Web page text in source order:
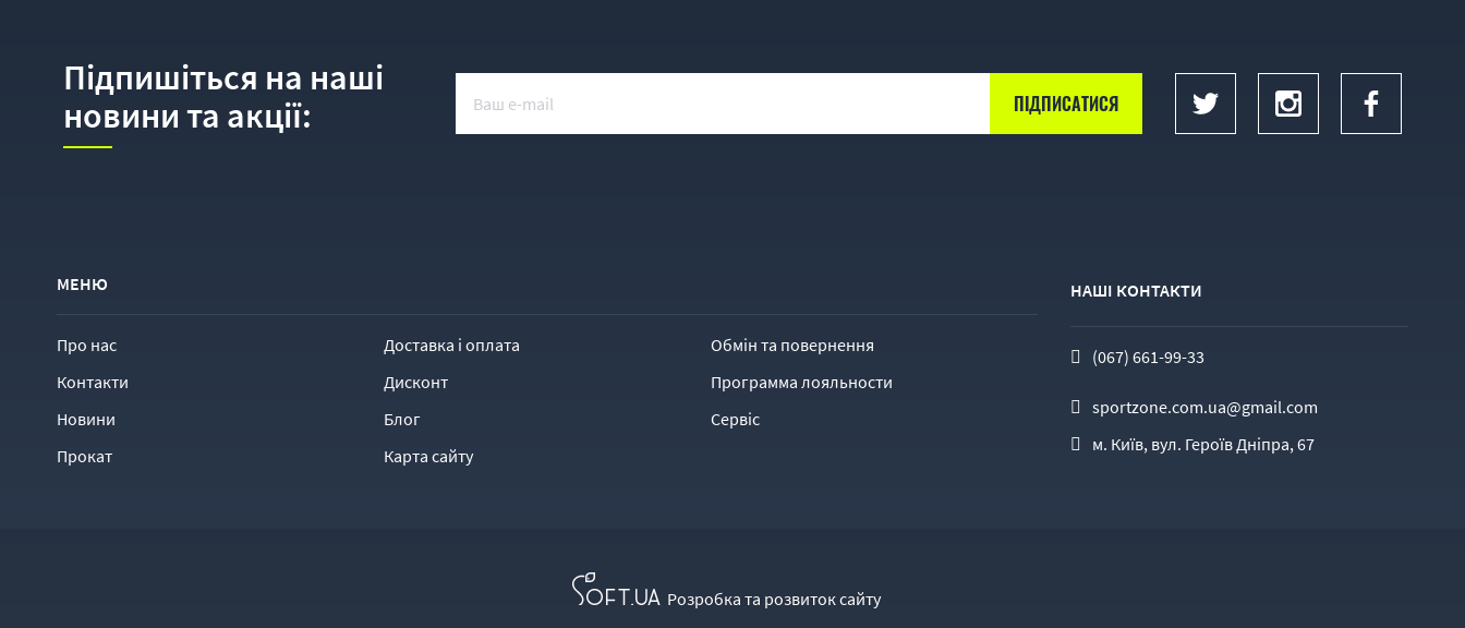
Підпишіться на наші
новини та акції:
МЕНЮ
Про нас Доставка і оплата
Обмін та повернення
Контакти
Дисконт
Программа лояльности
Новини
Блог
Сервіс
Прокат
Карта сайту
НАШІ КОНТАКТИ
(067) 661-99-33
sportzone.com.ua@gmail.com
м. Київ, вул. Героїв Дніпра, 67
Розробка та розвиток сайту